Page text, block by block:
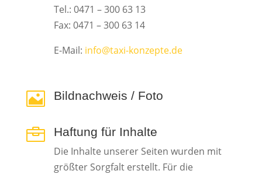
Tel.: 0471 – 300 63 13
Fax: 0471 – 300 63 14
E-Mail: info@taxi-konzepte.de
 Bildnachweis / Foto
 Haftung für Inhalte
Die Inhalte unserer Seiten wurden mit
größter Sorgfalt erstellt. Für die